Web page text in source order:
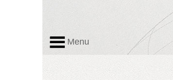
Menu